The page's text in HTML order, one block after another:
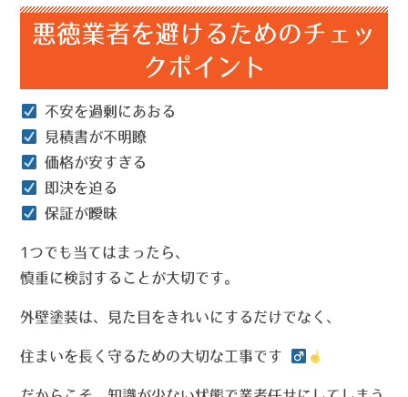
悪徳業者を避けるためのチェッ
クポイント
不安を過剰にあおる
見積書が不明瞭
価格が安すぎる
即決を迫る
保証が曖昧
1つでも当てはまったら、
慎重に検討することが大切です。
外壁塗装は、見た目をきれいにするだけでなく、
住まいを長く守るための大切な工事です ‍